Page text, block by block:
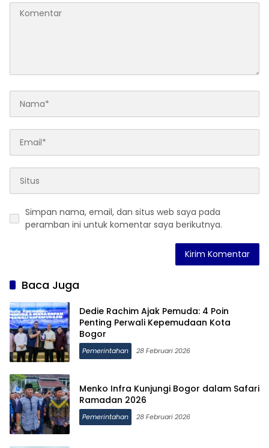
Simpan nama, email, dan situs web saya pada
peramban ini untuk komentar saya berikutnya.
Baca Juga
Dedie Rachim Ajak Pemuda: 4 Poin
Penting Perwali Kepemudaan Kota
Bogor
Pemerintahan 28 Februari 2026
Menko Infra Kunjungi Bogor dalam Safari
Ramadan 2026
Pemerintahan 28 Februari 2026